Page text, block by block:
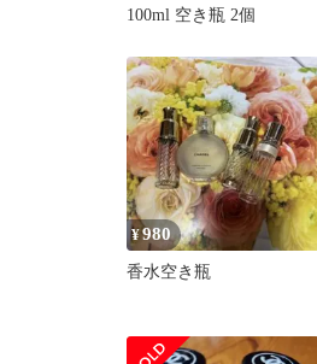
100ml 空き瓶 2個
¥980
香水空き瓶